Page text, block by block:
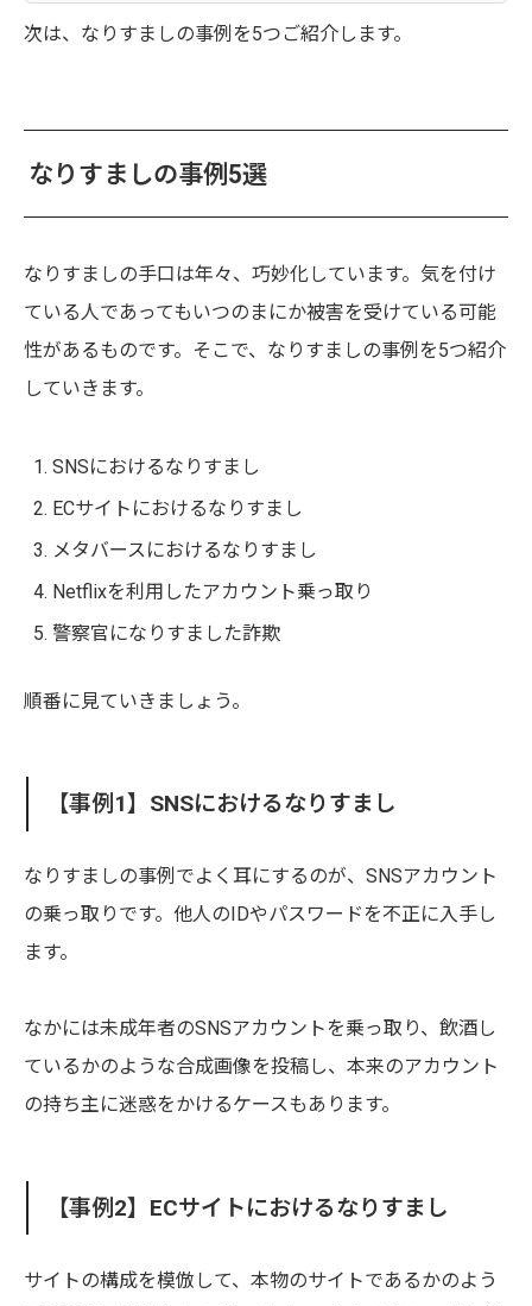
次は、なりすましの事例を5つご紹介します。
なりすましの事例5選
なりすましの手口は年々、巧妙化しています。気を付け
ている人であってもいつのまにか被害を受けている可能
性があるものです。そこで、なりすましの事例を5つ紹介
していきます。
SNSにおけるなりすまし
ECサイトにおけるなりすまし
メタバースにおけるなりすまし
Netflixを利用したアカウント乗っ取り
警察官になりすました詐欺
順番に見ていきましょう。
【事例1】SNSにおけるなりすまし
なりすましの事例でよく耳にするのが、SNSアカウント
の乗っ取りです。他人のIDやパスワードを不正に入手し
ます。
なかには未成年者のSNSアカウントを乗っ取り、飲酒し
ているかのような合成画像を投稿し、本来のアカウント
の持ち主に迷惑をかけるケースもあります。
【事例2】ECサイトにおけるなりすまし
サイトの構成を模倣して、本物のサイトであるかのよう